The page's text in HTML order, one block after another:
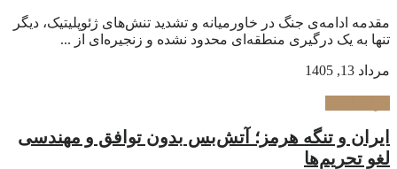
مقدمه ادامه‌ی جنگ در خاورمیانه و تشدید تنش‌های ژئوپلیتیک، دیگر
تنها به یک درگیری منطقه‌ای محدود نشده و زنجیره‌ای از ...
مرداد 13, 1405
ایران و تنگه هرمز؛ آتش‌بس بدون توافق و مهندسی
لغو تحریم‌ها